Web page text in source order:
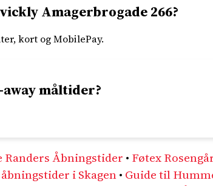
Amagerbrogade 266?
kort og MobilePay.
måltider?
Randers Åbningstider • Føtex
i Skagen• Guide til